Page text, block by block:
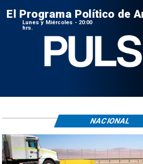
El Programa Político de
Lunes y Miércoles - 20:00
hrs.
NACIONAL